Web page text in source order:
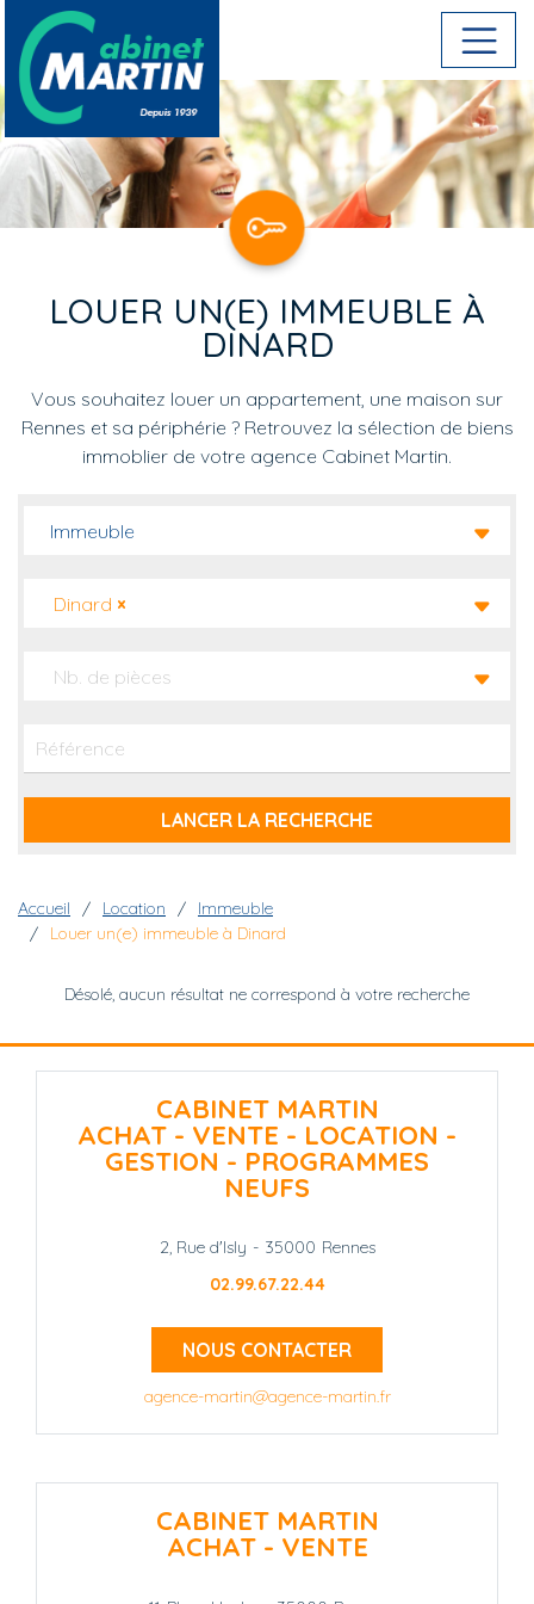
Aller au contenu principal
LOUER UN(E) IMMEUBLE À
DINARD
Vous souhaitez louer un appartement, une maison sur
Rennes et sa périphérie ? Retrouvez la sélection de biens
immoblier de votre agence Cabinet Martin.
Immeuble
×
Dinard
Nb. de pièces
Fil d'Ariane
Accueil Location
Immeuble
Louer un(e) immeuble à Dinard
Désolé, aucun résultat ne correspond à votre recherche
CABINET MARTIN
ACHAT - VENTE - LOCATION -
GESTION - PROGRAMMES
NEUFS
2, Rue d'Isly - 35000 Rennes
02.99.67.22.44
NOUS CONTACTER
agence-martin@agence-martin.fr
CABINET MARTIN
ACHAT - VENTE